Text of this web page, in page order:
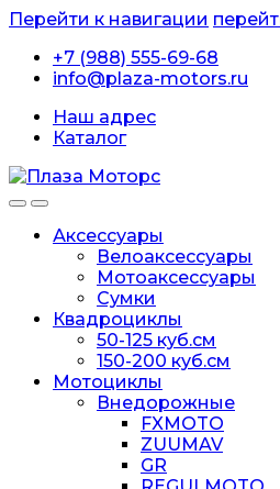
Перейти к навигации
+7 (988) 555-69-68
info@plaza-motors.ru
Наш адрес
Каталог
Аксессуары
Велоаксессуары
Мотоаксессуары
Сумки
Квадроциклы
50-125 куб.см
150-200 куб.см
Мотоциклы
Внедорожные
FXMOTO
ZUUMAV
GR